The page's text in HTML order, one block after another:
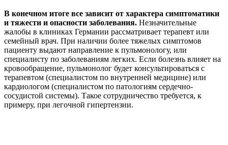
В конечном итоге все зависит от характера симптоматики
и тяжести и опасности заболевания. Незначительные
жалобы в клиниках Германии рассматривает терапевт или
семейный врач. При наличии более тяжелых симптомов
пациенту выдают направление к пульмонологу, или
специалисту по заболеваниям легких. Если болезнь влияет на
кровообращение, пульмонолог будет консультироваться с
терапевтом (специалистом по внутренней медицине) или
кардиологом (специалистом по патологиям сердечно-
сосудистой системы). Такое сотрудничество требуется, к
примеру, при легочной гипертензии.